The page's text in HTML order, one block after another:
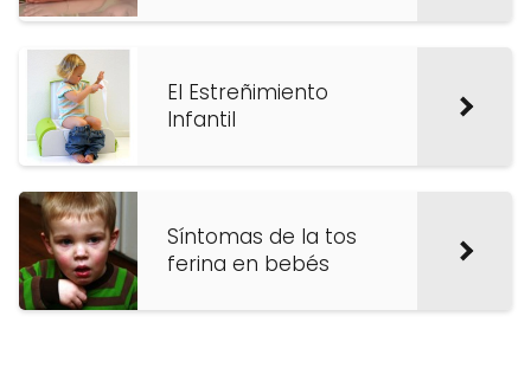
El Estreñimiento
Infantil
Síntomas de la tos
ferina en bebés